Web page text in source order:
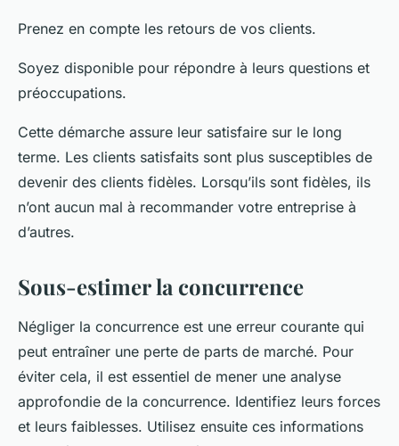
Prenez en compte les retours de vos clients.
Soyez disponible pour répondre à leurs questions et
préoccupations.
Cette démarche assure leur satisfaire sur le long
terme. Les clients satisfaits sont plus susceptibles de
devenir des clients fidèles. Lorsqu’ils sont fidèles, ils
n’ont aucun mal à recommander votre entreprise à
d’autres.
Sous-estimer la concurrence
Négliger la concurrence est une erreur courante qui
peut entraîner une perte de parts de marché. Pour
éviter cela, il est essentiel de mener une analyse
approfondie de la concurrence. Identifiez leurs forces
et leurs faiblesses. Utilisez ensuite ces informations